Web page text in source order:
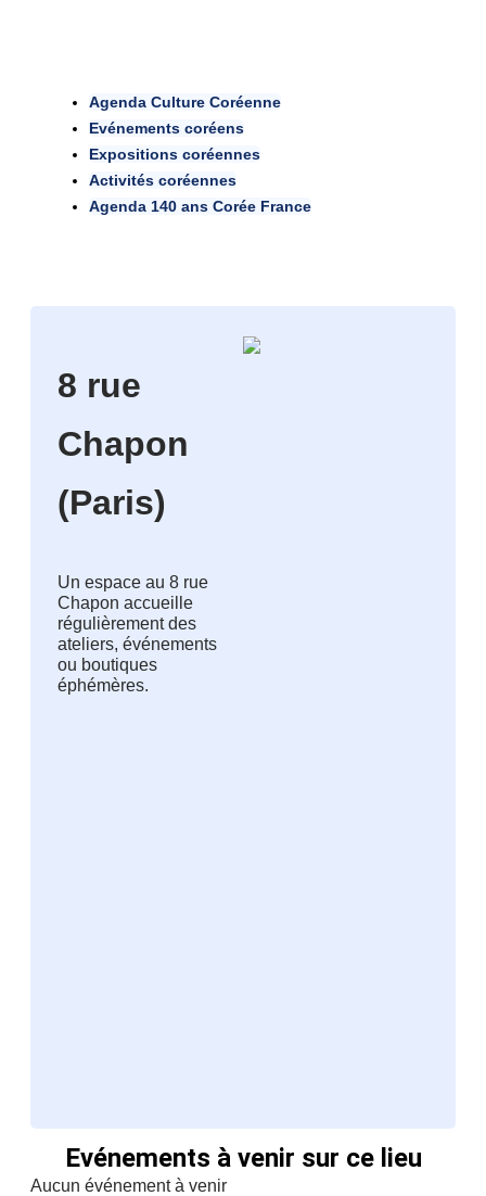
Agenda Culture Coréenne
Evénements coréens
Expositions coréennes
Activités coréennes
Agenda 140 ans Corée France
8 rue
Chapon
(Paris)
Un espace au 8 rue
Chapon accueille
régulièrement des
ateliers, événements
ou boutiques
éphémères.
Evénements à venir sur ce lieu
Aucun événement à venir